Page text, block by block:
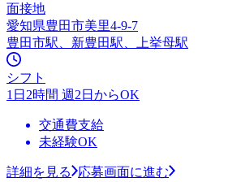
面接地
愛知県豊田市美里4-9-7
豊田市駅、新豊田駅、上挙母駅
シフト
1日2時間 週2日からOK
交通費支給
未経験OK
詳細を見る
応募画面に進む